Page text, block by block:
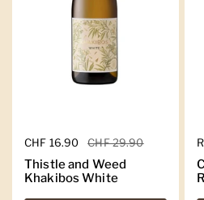
Regulärer Preis
CHF 16.90 Sale-Preis
CHF 29.90
Thistle and Weed
Khakibos White